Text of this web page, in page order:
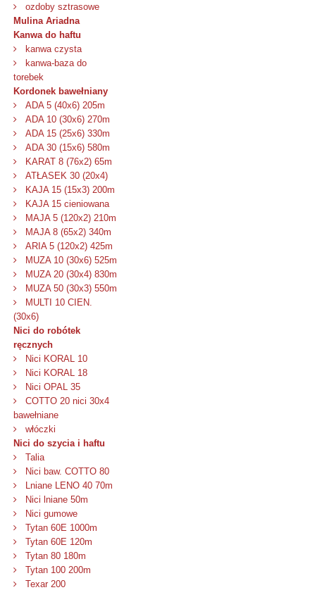
ozdoby sztrasowe
Mulina Ariadna
Kanwa do haftu
kanwa czysta
kanwa-baza do
torebek
Kordonek bawełniany
ADA 5 (40x6) 205m
ADA 10 (30x6) 270m
ADA 15 (25x6) 330m
ADA 30 (15x6) 580m
KARAT 8 (76x2) 65m
ATŁASEK 30 (20x4)
KAJA 15 (15x3) 200m
KAJA 15 cieniowana
MAJA 5 (120x2) 210m
MAJA 8 (65x2) 340m
ARIA 5 (120x2) 425m
MUZA 10 (30x6) 525m
MUZA 20 (30x4) 830m
MUZA 50 (30x3) 550m
MULTI 10 CIEN.
(30x6)
Nici do robótek
ręcznych
Nici KORAL 10
Nici KORAL 18
Nici OPAL 35
COTTO 20 nici 30x4
bawełniane
włóczki
Nici do szycia i haftu
Talia
Nici baw. COTTO 80
Lniane LENO 40 70m
Nici lniane 50m
Nici gumowe
Tytan 60E 1000m
Tytan 60E 120m
Tytan 80 180m
Tytan 100 200m
Texar 200